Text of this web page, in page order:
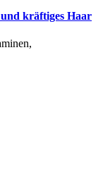
kräftiges Haar